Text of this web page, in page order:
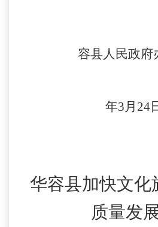
容县人民政府
年3月24
华容县加快文化
质量发